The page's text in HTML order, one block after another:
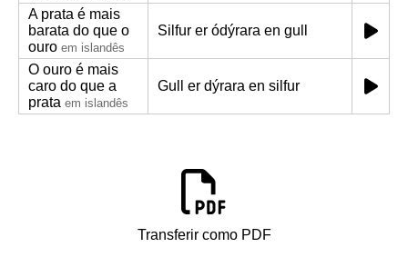
A prata é mais
barata do que o
ouro em islandês
Silfur er ódýrara en gull
O ouro é mais
caro do que a
prata em islandês
Gull er dýrara en silfur
Transferir como PDF